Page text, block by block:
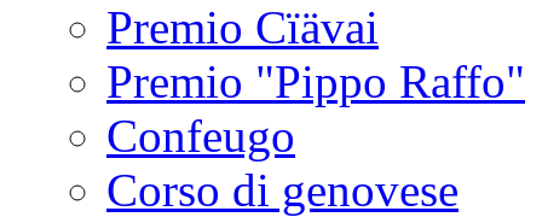
Premio Cïävai
Premio "Pippo Raffo"
Confeugo
Corso di genovese